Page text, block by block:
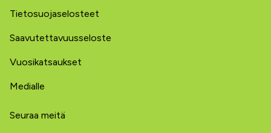
Tietosuojaselosteet
Saavutettavuusseloste
Vuosikatsaukset
Medialle
Seuraa meitä